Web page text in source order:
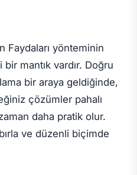
Faydaları yönteminin
mantık vardır. Doğru
bir araya geldiğinde,
çözümler pahalı
daha pratik olur.
ve düzenli biçimde